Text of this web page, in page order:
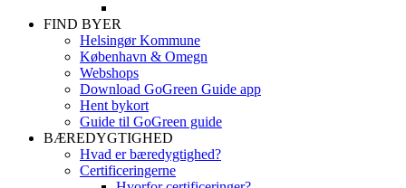
FIND BYER
Helsingør Kommune
København & Omegn
Webshops
Download GoGreen Guide app
Hent bykort
Guide til GoGreen guide
BÆREDYGTIGHED
Hvad er bæredygtighed?
Certificeringerne